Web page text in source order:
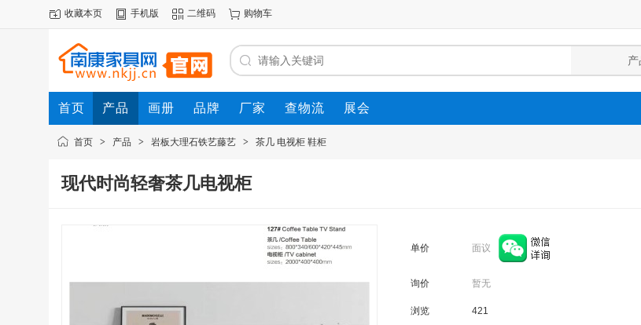
收藏本页 手机版 二维码 购物车
首页 产品 画册 品牌 厂家 查物流 展会
首页 > 产品 > 岩板大理石铁艺藤艺 > 茶几 电视柜 鞋柜
现代时尚轻奢茶几电视柜
单价 面议
询价 暂无
浏览 421